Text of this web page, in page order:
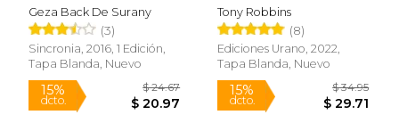
Geza Back De Surany
(3)
Sincronia, 2016, 1 Edición,
Tapa Blanda, Nuevo
Tony Robbins
(8)
Ediciones Urano, 2022,
Tapa Blanda, Nuevo